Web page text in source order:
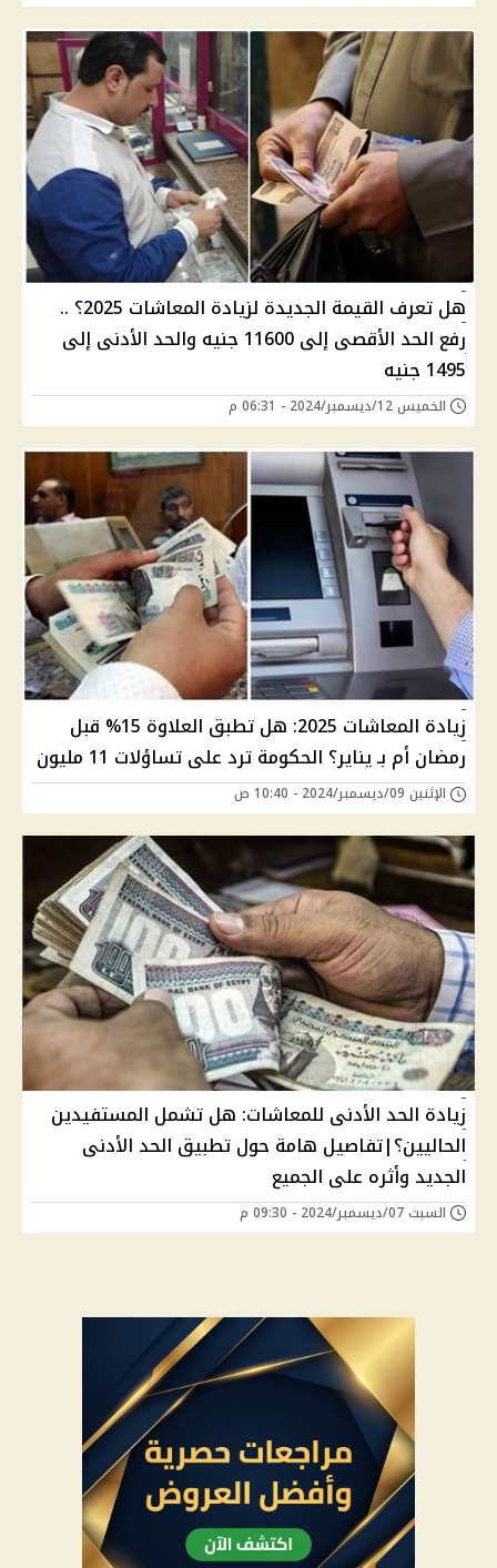
هل تعرف القيمة الجديدة لزيادة المعاشات 2025؟ ..
رفع الحد الأقصى إلى 11600 جنيه والحد الأدنى إلى
1495 جنيه
الخميس 12/ديسمبر/2024 - 06:31 م
زيادة المعاشات 2025: هل تطبق العلاوة 15% قبل
رمضان أم بـ يناير؟ الحكومة ترد على تساؤلات 11 مليون
الإثنين 09/ديسمبر/2024 - 10:40 ص
زيادة الحد الأدنى للمعاشات: هل تشمل المستفيدين
الحاليين؟|تفاصيل هامة حول تطبيق الحد الأدنى
الجديد وأثره على الجميع
السبت 07/ديسمبر/2024 - 09:30 م